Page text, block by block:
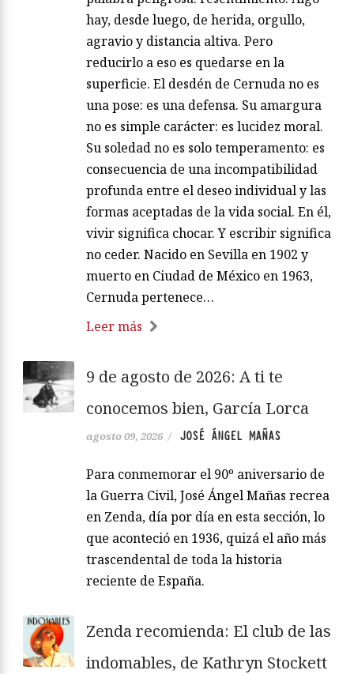
hay, desde luego, de herida, orgullo,
agravio y distancia altiva. Pero
reducirlo a eso es quedarse en la
superficie. El desdén de Cernuda no es
una pose: es una defensa. Su amargura
no es simple carácter: es lucidez moral.
Su soledad no es solo temperamento: es
consecuencia de una incompatibilidad
profunda entre el deseo individual y las
formas aceptadas de la vida social. En él,
vivir significa chocar. Y escribir significa
no ceder. Nacido en Sevilla en 1902 y
muerto en Ciudad de México en 1963,
Cernuda pertenece…
Leer más
9 de agosto de 2026: A ti te
conocemos bien, García Lorca
agosto 09, 2026 / JOSÉ ÁNGEL MAÑAS
Para conmemorar el 90º aniversario de
la Guerra Civil, José Ángel Mañas recrea
en Zenda, día por día en esta sección, lo
que aconteció en 1936, quizá el año más
trascendental de toda la historia
reciente de España.
Zenda recomienda: El club de las
indomables, de Kathryn Stockett